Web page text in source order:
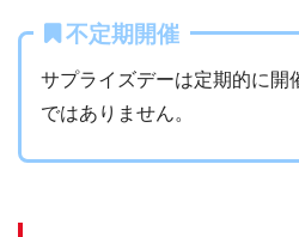
不定期開催
サプライズデーは定期的に開
ではありません。